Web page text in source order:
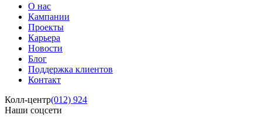
О нас
Кампании
Проекты
Карьера
Новости
Блог
Поддержка клиентов
Контакт
Колл-центр(012) 924
Наши соцсети